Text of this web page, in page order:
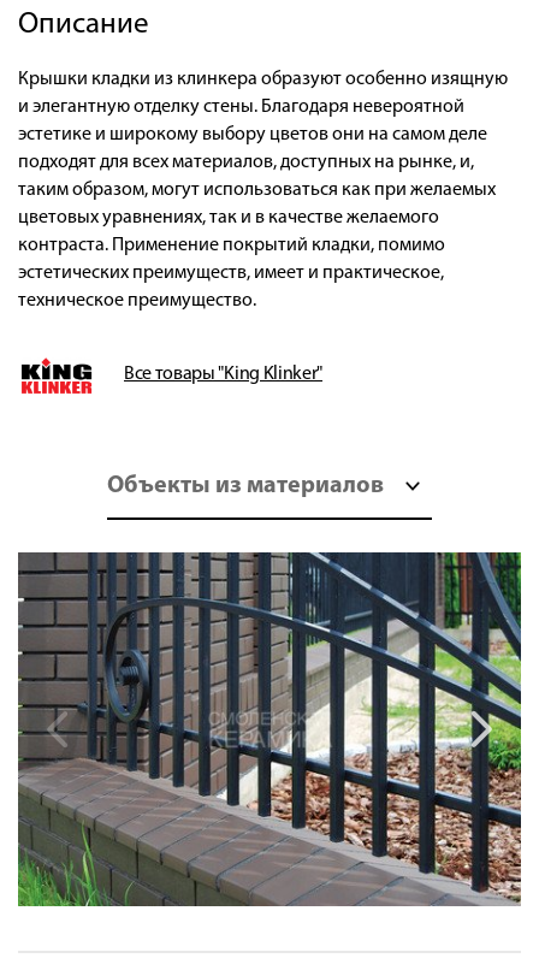
Описание
Крышки кладки из клинкера образуют особенно изящную
и элегантную отделку стены. Благодаря невероятной
эстетике и широкому выбору цветов они на самом деле
подходят для всех материалов, доступных на рынке, и,
таким образом, могут использоваться как при желаемых
цветовых уравнениях, так и в качестве желаемого
контраста. Применение покрытий кладки, помимо
эстетических преимуществ, имеет и практическое,
техническое преимущество.
Все товары "King Klinker"
Объекты из материалов